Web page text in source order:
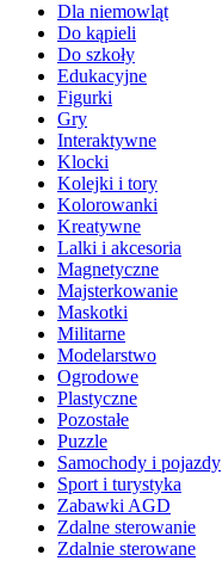
Dla niemowląt
Do kąpieli
Do szkoły
Edukacyjne
Figurki
Gry
Interaktywne
Klocki
Kolejki i tory
Kolorowanki
Kreatywne
Lalki i akcesoria
Magnetyczne
Majsterkowanie
Maskotki
Militarne
Modelarstwo
Ogrodowe
Plastyczne
Pozostałe
Puzzle
Samochody i pojazdy
Sport i turystyka
Zabawki AGD
Zdalne sterowanie
Zdalnie sterowane